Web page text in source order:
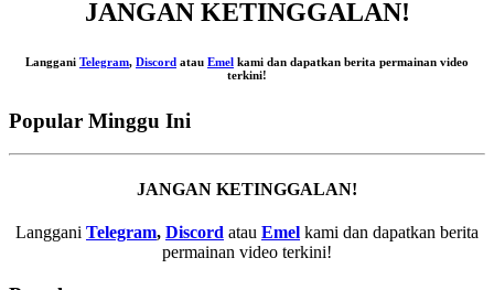
JANGAN KETINGGALAN!
Langgani Telegram, Discord atau Emel kami dan dapatkan berita permainan video
terkini!
Popular Minggu Ini
JANGAN KETINGGALAN!
Langgani Telegram, Discord atau Emel kami dan dapatkan berita
permainan video terkini!